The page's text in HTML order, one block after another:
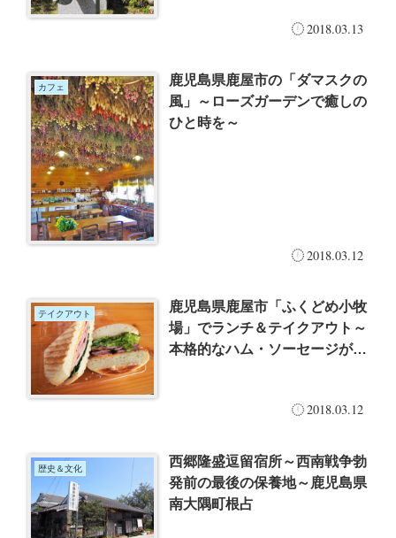
2018.03.13
カフェ
鹿児島県鹿屋市の「ダマスクの
風」～ローズガーデンで癒しの
ひと時を～
2018.03.12
テイクアウト
鹿児島県鹿屋市「ふくどめ小牧
場」でランチ＆テイクアウト～
本格的なハム・ソーセージが食
2018.03.12
歴史＆文化
西郷隆盛逗留宿所～西南戦争勃
発前の最後の保養地～鹿児島県
南大隅町根占